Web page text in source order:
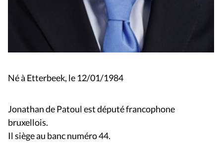
Né à Etterbeek, le 12/01/1984
Jonathan de Patoulest député francophone
bruxellois.
Il siège au banc numéro 44.